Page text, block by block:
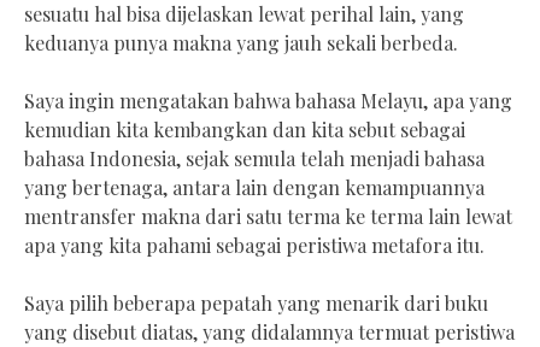
sesuatu hal bisa dijelaskan lewat perihal lain, yang
keduanya punya makna yang jauh sekali berbeda.
Saya ingin mengatakan bahwa bahasa Melayu, apa yang
kemudian kita kembangkan dan kita sebut sebagai
bahasa Indonesia, sejak semula telah menjadi bahasa
yang bertenaga, antara lain dengan kemampuannya
mentransfer makna dari satu terma ke terma lain lewat
apa yang kita pahami sebagai peristiwa metafora itu.
Saya pilih beberapa pepatah yang menarik dari buku
yang disebut diatas, yang didalamnya termuat peristiwa